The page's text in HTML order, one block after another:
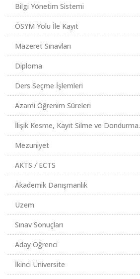
Bilgi Yönetim Sistemi
ÖSYM Yolu İle Kayıt
Mazeret Sınavları
Diploma
Ders Seçme İşlemleri
Azami Öğrenim Süreleri
İlişik Kesme, Kayıt Silme ve Dondurma.
Mezuniyet
AKTS / ECTS
Akademik Danışmanlık
Uzem
Sınav Sonuçları
Aday Öğrenci
İkinci Üniversite